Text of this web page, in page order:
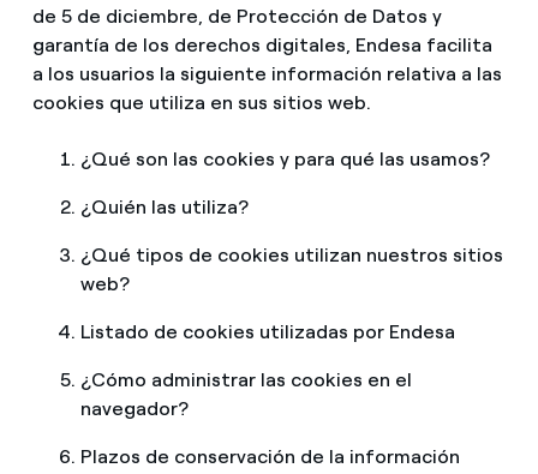
¿Cómo cambiar el titular del contrato?
¿Has recibido una oferta para cambiar de
compañía?
Ofertas para autónomos y Pymes
¿Gestionas varias comunidades de propietarios?
Climatización
Te ayudamos
Compromiso
Blog
Estafas telefónicas
de 5 de diciembre, de Protección de Datos y
garantía de los derechos digitales, Endesa facilita
a los usuarios la siguiente información relativa a las
cookies que utiliza en sus sitios web.
¿Qué son las cookies y para qué las usamos?
¿Quién las utiliza?
¿Qué tipos de cookies utilizan nuestros sitios
web?
Listado de cookies utilizadas por Endesa
¿Cómo administrar las cookies en el
navegador?
Plazos de conservación de la información